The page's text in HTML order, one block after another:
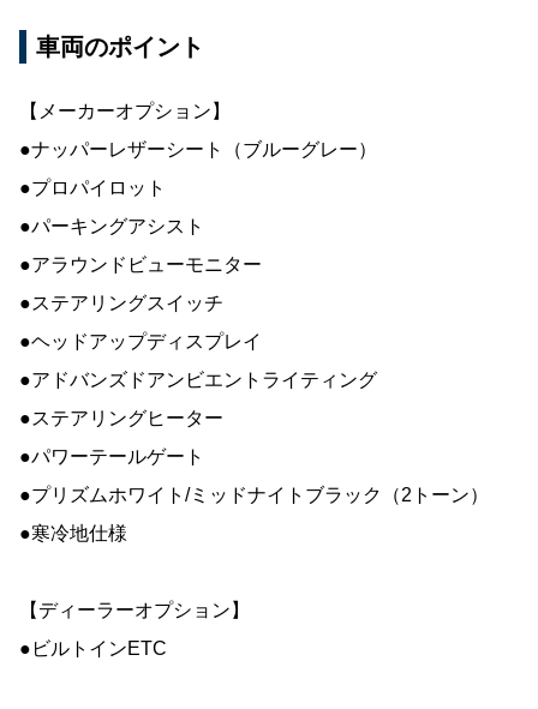
車両のポイント
【メーカーオプション】
●ナッパーレザーシート（ブルーグレー）
●プロパイロット
●パーキングアシスト
●アラウンドビューモニター
●ステアリングスイッチ
●ヘッドアップディスプレイ
●アドバンズドアンビエントライティング
●ステアリングヒーター
●パワーテールゲート
●プリズムホワイト/ミッドナイトブラック（2トーン）
●寒冷地仕様
【ディーラーオプション】
●ビルトインETC